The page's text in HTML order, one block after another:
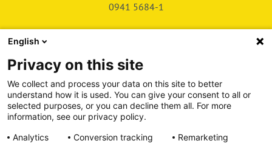
0941 5684-1
SHOP
SERVICE & SUPPORT
DEICHMAN-FUCHS VERLAG
English
Privacy on this site
We collect and process your data on this site to better
understand how it is used. You can give your consent to all or
selected purposes, or you can decline them all. For more
information, see our privacy policy.
Analytics
Conversion tracking Remarketing